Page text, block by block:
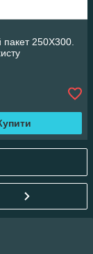
пакет 250Х300.